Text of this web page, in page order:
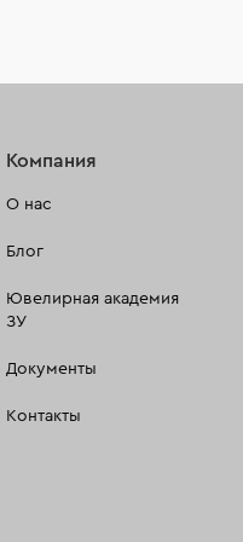
Компания
О нас
Блог
Ювелирная академия
ЗУ
Документы
Контакты